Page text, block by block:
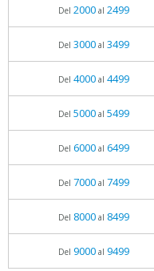
Del 2000al 2499
Del 3000al 3499
Del 4000al 4499
Del 5000al 5499
Del 6000al 6499
Del 7000al 7499
Del 8000al 8499
Del 9000al 9499